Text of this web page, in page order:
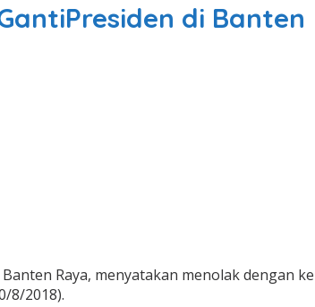
di Banten
Raya, menyatakan menolak dengan
8/2018).